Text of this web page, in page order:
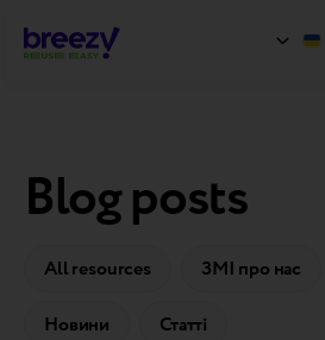
Blog posts
All resources ЗМІ про нас
Новини Статті